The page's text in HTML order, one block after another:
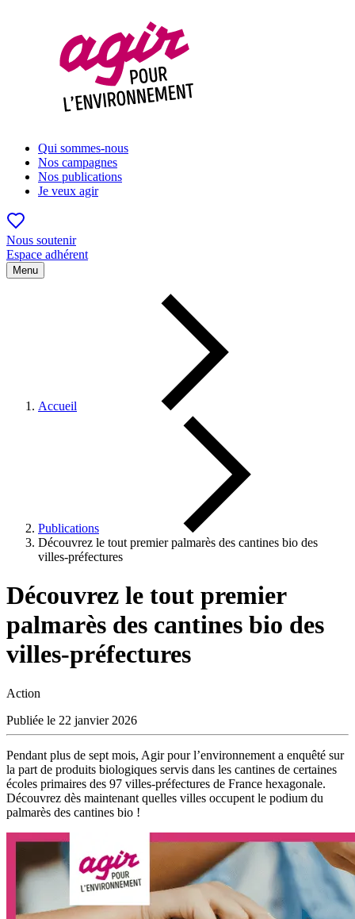
Qui sommes-nous
Nos campagnes
Nos publications
Je veux agir
Nous soutenir
Espace adhérent
Menu
Accueil
Publications
Découvrez le tout premier palmarès des cantines bio des
villes-préfectures
Découvrez le tout premier
palmarès des cantines bio des
villes-préfectures
Action
Publiée le 22 janvier 2026
Pendant plus de sept mois, Agir pour l’environnement a enquêté sur
la part de produits biologiques servis dans les cantines de certaines
écoles primaires des 97 villes-préfectures de France hexagonale.
Découvrez dès maintenant quelles villes occupent le podium du
palmarès des cantines bio !